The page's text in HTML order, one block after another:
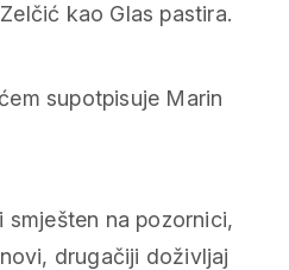
kao Glas pastira.
supotpisuje Marin
na pozornici,
drugačiji doživljaj